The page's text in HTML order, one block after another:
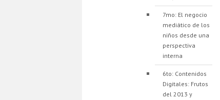
7mo: El negocio
mediático de los
niños desde una
perspectiva
interna
6to: Contenidos
Digitales: Frutos
del 2013 y